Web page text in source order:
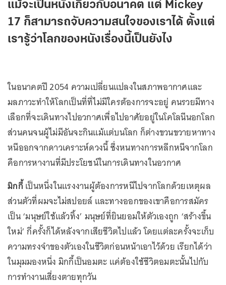
แม้จะเป็นหนังเกี่ยวกับอนาคต แต่ Mickey
17 ก็สามารถจับความสนใจของเราได้ ตั้งแต่
เรารู้ว่าโลกของหนังเรื่องนี้เป็นยังไง
ในอนาคตปี 2054 ความเปลี่ยนแปลงในสภาพอากาศและ
มลภาวะทำให้โลกเป็นที่ที่ไม่มีใครต้องการจะอยู่ คนรวยมีทาง
เลือกที่จะเดินทางไปอวกาศเพื่อไปอาศัยอยู่ในโคโลนีนอกโลก
ส่วนคนจนผู้ไม่มีอันจะกินแม้แต่บนโลก ก็ต่างขวนขวายหาทาง
หนีออกจากดาวเคราะห์ดวงนี้ ซึ่งหนทางการหลีกหนีจากโลก
คือการหางานที่มีประโยชน์ในการเดินทางในอวกาศ
มิกกี้เป็นหนึ่งในแรงงานผู้ต้องการหนีไปจากโลกด้วยเหตุผล
ส่วนตัวที่ผมจะไม่สปอยล์ และทางออกของเขาคือการสมัคร
เป็น ‘มนุษย์ใช้แล้วทิ้ง’ มนุษย์ที่ยินยอมให้ตัวเองถูก ‘สร้างขึ้น
ใหม่’ กี่ครั้งก็ได้หลังจากเสียชีวิตไปแล้ว โดยแต่ละครั้งจะเก็บ
ความทรงจำของตัวเองในชีวิตก่อนหน้าเอาไว้ด้วย เรียกได้ว่า
ในมุมมองหนึ่ง มิกกี้เป็นอมตะ แค่ต้องใช้ชีวิตอมตะนั้นไปกับ
การทำงานเสี่ยงตายทุกวัน